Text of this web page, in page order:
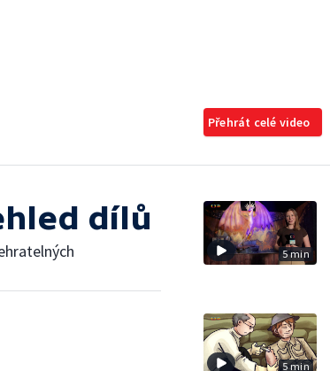
Přehrát celé video
dílů
5 min
5 min